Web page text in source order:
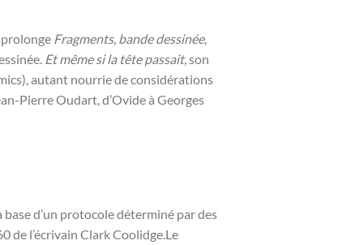
Fragments, bande dessinée,
Et même si la tête passait, son
autant nourrie de considérations
Pierre Oudart, d’Ovide à Georges
d’un protocole déterminé par des
de l’écrivain Clark Coolidge.Le